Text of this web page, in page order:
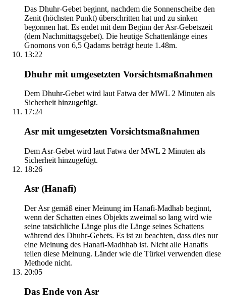
Das Dhuhr-Gebet beginnt, nachdem die Sonnenscheibe den
Zenit (höchsten Punkt) überschritten hat und zu sinken
begonnen hat. Es endet mit dem Beginn der Asr-Gebetszeit
(dem Nachmittagsgebet). Die heutige Schattenlänge eines
Gnomons von 6,5 Qadams beträgt heute 1.48m.
13:22
Dhuhr mit umgesetzten Vorsichtsmaßnahmen
Dem Dhuhr-Gebet wird laut Fatwa der MWL 2 Minuten als
Sicherheit hinzugefügt.
17:24
Asr mit umgesetzten Vorsichtsmaßnahmen
Dem Asr-Gebet wird laut Fatwa der MWL 2 Minuten als
Sicherheit hinzugefügt.
18:26
Asr (Hanafi)
Der Asr gemäß einer Meinung im Hanafi-Madhab beginnt,
wenn der Schatten eines Objekts zweimal so lang wird wie
seine tatsächliche Länge plus die Länge seines Schattens
während des Dhuhr-Gebets. Es ist zu beachten, dass dies nur
eine Meinung des Hanafi-Madhhab ist. Nicht alle Hanafis
teilen diese Meinung. Länder wie die Türkei verwenden diese
Methode nicht.
20:05
Das Ende von Asr